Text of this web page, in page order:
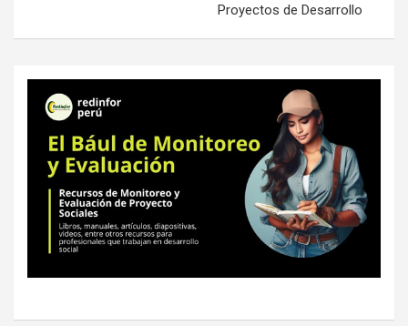
Proyectos de Desarrollo